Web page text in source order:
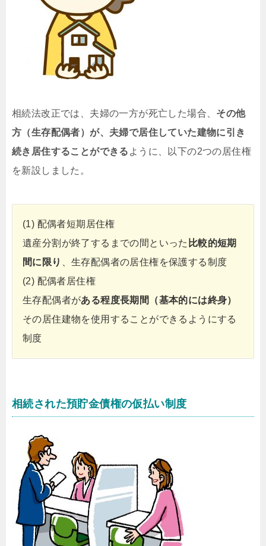
相続法改正では、夫婦の一方が死亡した場合、 その他
方（生存配偶者）が、夫婦で居住していた建物に引き
続き居住することができる ように、以下の2つの居住権
を新設しました。
(1) 配偶者短期居住権
遺産分割が終了するまでの間といった 比較的短期
間に限り
、生存配偶者の居住権を保護する制度
(2) 配偶者居住権
生存配偶者がある程度長期間（基本的には終身）
その居住建物を使用することができるようにする
制度
相続された預貯金債権の仮払い制度